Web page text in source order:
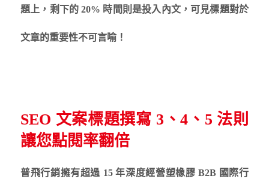
題上，剩下的 20% 時間則是投入內文，可見標題對於
文章的重要性不可言喻！
SEO 文案標題撰寫 3、4、5 法則
讓您點閱率翻倍
普飛行銷擁有超過 15 年深度經營塑橡膠 B2B 國際行